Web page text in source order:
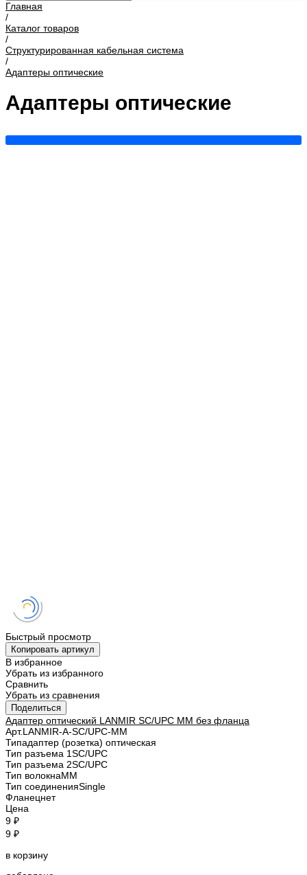
Главная
/
Каталог товаров
/
Структурированная кабельная система
/
Адаптеры оптические
Адаптеры оптические
Быстрый просмотр
Копировать артикул
В избранное
Убрать из избранного
Сравнить
Убрать из сравнения
Поделиться
Адаптер оптический LANMIR SC/UPC MM без фланца
Арт.LANMIR-A-SC/UPC-MM
Типадаптер (розетка) оптическая
Тип разъема 1SC/UPC
Тип разъема 2SC/UPC
Тип волокнаMM
Тип соединенияSingle
Фланецнет
Цена
9 ₽
9 ₽
в корзину